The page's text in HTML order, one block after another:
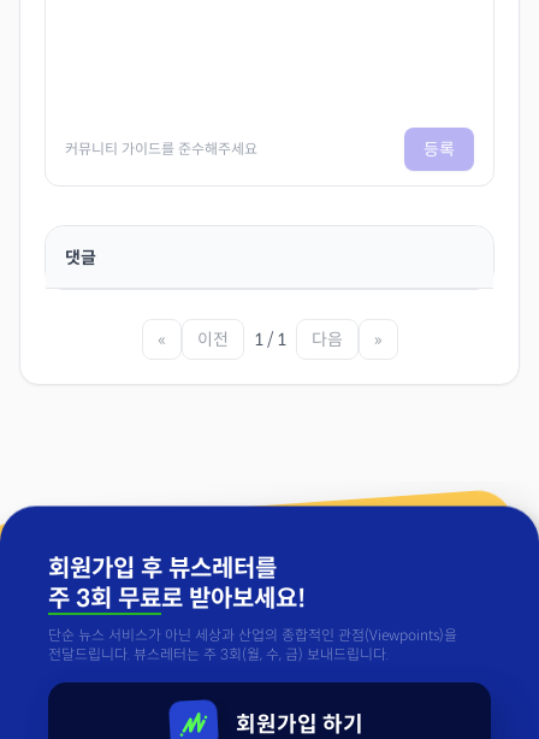
커뮤니티 가이드를 준수해주세요 등록
댓글
« 이전 1 / 1 다음 »
회원가입 후 뷰스레터를
주 3회 무료로 받아보세요!
단순 뉴스 서비스가 아닌 세상과 산업의 종합적인 관점(Viewpoints)을
전달드립니다. 뷰스레터는 주 3회(월, 수, 금) 보내드립니다.
회원가입 하기